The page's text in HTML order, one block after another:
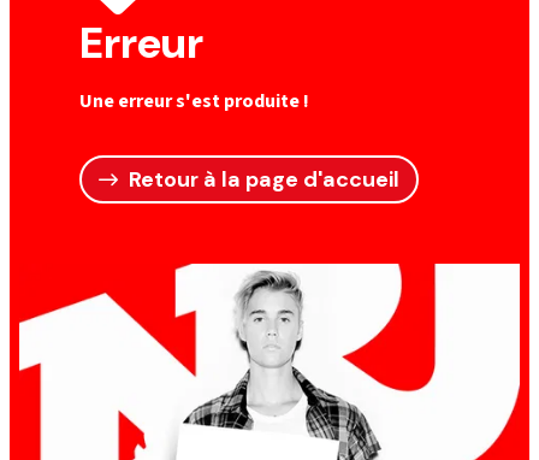
Erreur
Une erreur s'est produite !
Retour à la page d'accueil